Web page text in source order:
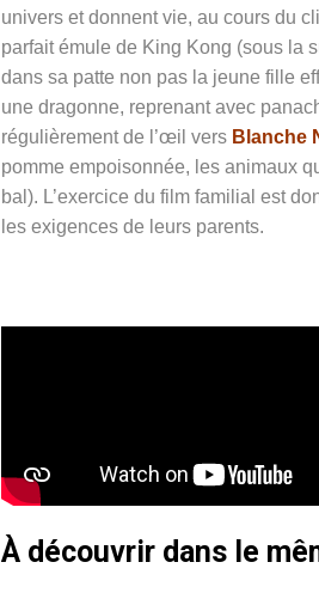
univers et donnent vie, au cours du
parfait émule de King Kong (sous la
dans sa patte non pas la jeune fille
une dragonne, reprenant avec
régulièrement de l’œil vers Blanche
pomme empoisonnée, les animaux
bal). L’exercice du film familial est
les exigences de leurs parents.
À découvrir dans le